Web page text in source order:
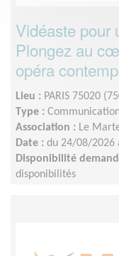
Vidéaste pour
Plongez au
opéra
Lieu : PARIS 75020
Type :
Association : Le
Date : du 24/08/2026
Disponibilité
disponibilités